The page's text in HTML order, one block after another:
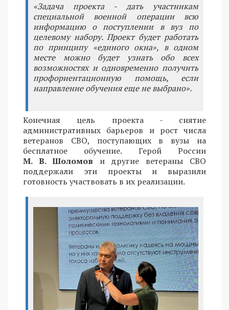
«Задача проекта - дать участникам
специальной военной операции всю
информацию о поступлении в вуз по
целевому набору. Проект будет работать
по принципу «единого окна», в одном
месте можно будет узнать обо всех
возможностях и одновременно получить
профориентационную помощь, если
направление обучения еще не выбрано».
Конечная цель проекта - снятие
административных барьеров и рост числа
ветеранов СВО, поступающих в вузы на
бесплатное обучение. Герой России
М. В. Шоломов и другие ветераны СВО
поддержали эти проекты и выразили
готовность участвовать в их реализации.